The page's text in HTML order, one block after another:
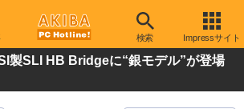
検索 Impressサイト
製SLI HB Bridgeに“銀モデル”が登場